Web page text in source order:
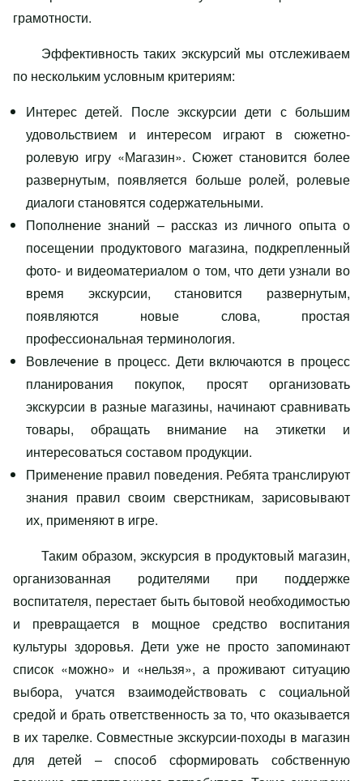
грамотности.
Эффективность таких экскурсий мы отслеживаем
по нескольким условным критериям:
Интерес детей. После экскурсии дети с большим
удовольствием и интересом играют в сюжетно-
ролевую игру «Магазин». Сюжет становится более
развернутым, появляется больше ролей, ролевые
диалоги становятся содержательными.
Пополнение знаний – рассказ из личного опыта о
посещении продуктового магазина, подкрепленный
фото- и видеоматериалом о том, что дети узнали во
время экскурсии, становится развернутым,
появляются новые слова, простая
профессиональная терминология.
Вовлечение в процесс. Дети включаются в процесс
планирования покупок, просят организовать
экскурсии в разные магазины, начинают сравнивать
товары, обращать внимание на этикетки и
интересоваться составом продукции.
Применение правил поведения. Ребята транслируют
знания правил своим сверстникам, зарисовывают
их, применяют в игре.
Таким образом, экскурсия в продуктовый магазин,
организованная родителями при поддержке
воспитателя, перестает быть бытовой необходимостью
и превращается в мощное средство воспитания
культуры здоровья. Дети уже не просто запоминают
список «можно» и «нельзя», а проживают ситуацию
выбора, учатся взаимодействовать с социальной
средой и брать ответственность за то, что оказывается
в их тарелке. Совместные экскурсии-походы в магазин
для детей – способ сформировать собственную